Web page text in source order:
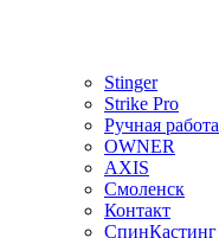
Stinger
Strike Pro
Ручная работа
OWNER
AXIS
Смоленск
Контакт
СпинКастинг